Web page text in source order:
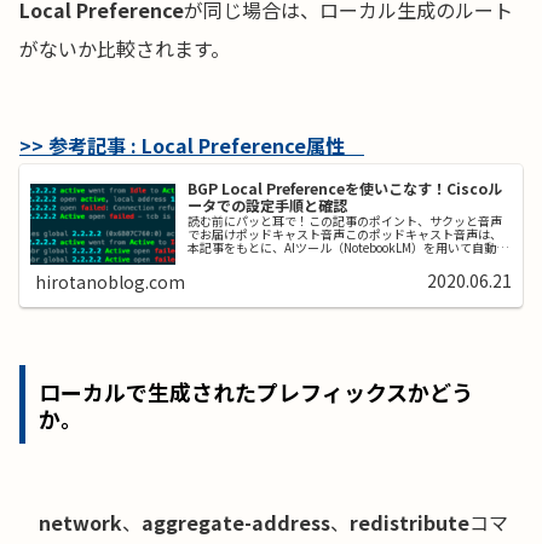
Local Preferenceが同じ場合は、ローカル生成のルート
がないか比較されます。
>> 参考記事 : Local Preference属性
BGP Local Preferenceを使いこなす！Ciscoル
ータでの設定手順と確認
読む前にパッと耳で！この記事のポイント、サクッと音声
でお届けポッドキャスト音声このポッドキャスト音声は、
本記事をもとに、AIツール（NotebookLM）を用いて自動生
成したものです。発音や言い回しに不自然な点や、内容に
hirotanoblog.com 2020.06.21
ローカルで生成されたプレフィックスかどう
か。
network、 aggregate-address、 redistributeコマ